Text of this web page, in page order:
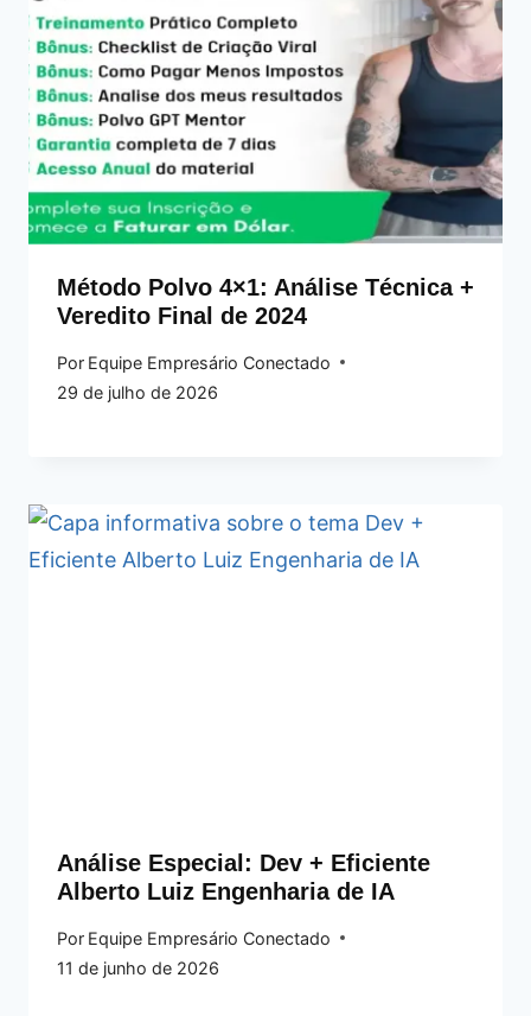
Método Polvo 4×1: Análise Técnica +
Veredito Final de 2024
Por Equipe Empresário Conectado
29 de julho de 2026
Análise Especial: Dev + Eficiente
Alberto Luiz Engenharia de IA
Por Equipe Empresário Conectado
11 de junho de 2026